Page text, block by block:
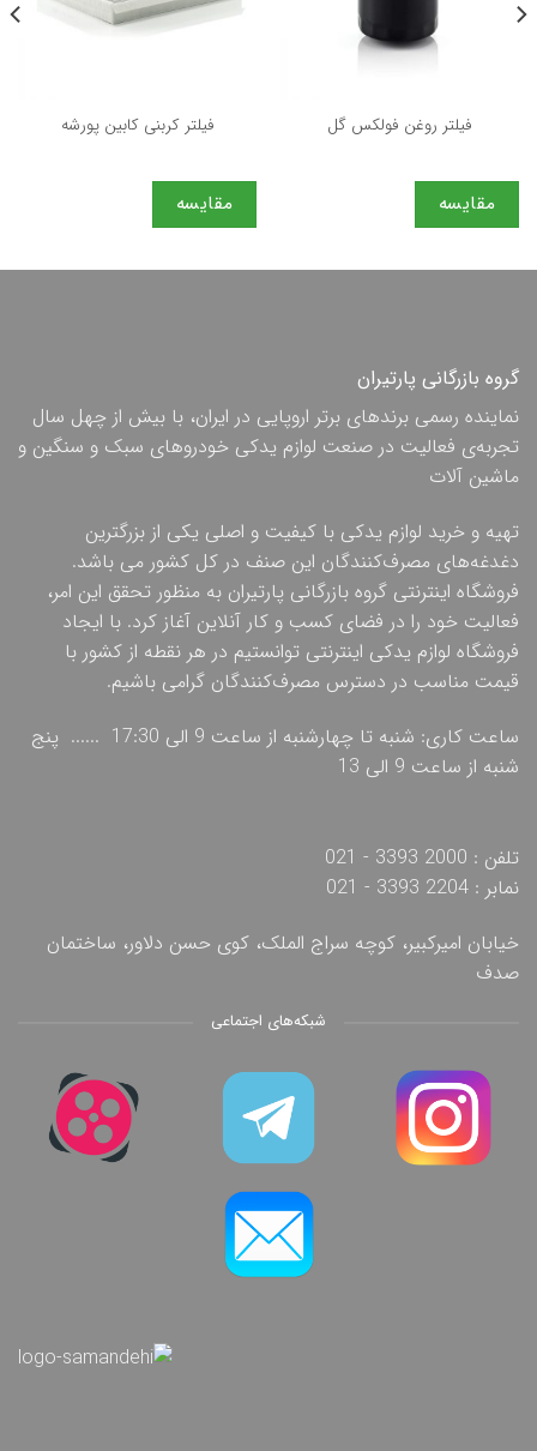
فیلتر روغن فولكس گل
مقایسه
فیلتر كربنی كابین پورشه
مقایسه
گروه بازرگانی پارتیران
نماینده رسمی برندهای برتر اروپایی در ایران، با بیش از چهل سال
تجربه‌ی فعالیت در صنعت لوازم یدکی خودروهای سبک و سنگین و
ماشین آلات
تهیه و خرید لوازم یدکی با کیفیت و اصلی یکی از بزرگترین
دغدغه‌های مصرف‌کنندگان این صنف در کل کشور می باشد.
فروشگاه اینترنتی گروه بازرگانی پارتیران به منظور تحقق این امر،
فعالیت خود را در فضای کسب و کار آنلاین آغاز کرد. با ایجاد
فروشگاه لوازم یدکی اینترنتی توانستیم در هر نقطه از کشور با
قیمت مناسب در دسترس مصرف‌کنندگان گرامی باشیم.
ساعت کاری: شنبه تا چهارشنبه از ساعت 9 الی 17:30 ...... پنج
شنبه از ساعت 9 الی 13
تلفن : 2000 3393 - 021
نمابر : 2204 3393 - 021
خیابان امیرکبیر، کوچه سراج الملک، کوی حسن دلاور، ساختمان
صدف
شبکه‌های اجتماعی